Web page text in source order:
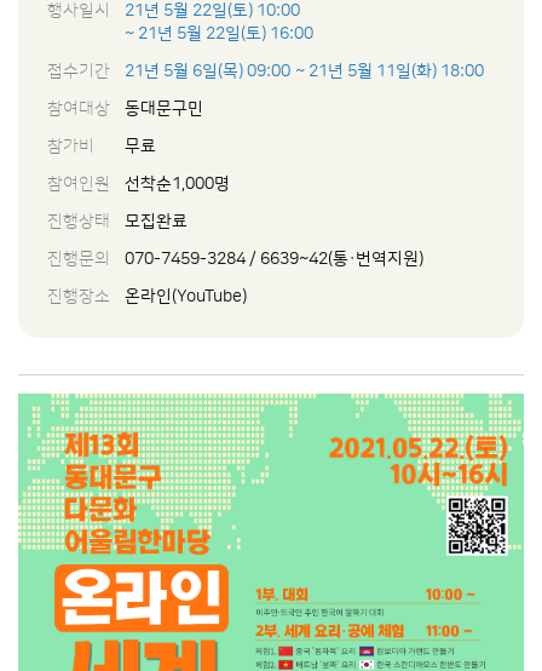
행사일시
21년 5월 22일(토) 10:00
~ 21년 5월 22일(토) 16:00
접수기간
21년 5월 6일(목) 09:00 ~ 21년 5월 11일(화) 18:00
참여대상
동대문구민
참가비
무료
참여인원
선착순1,000명
진행상태
모집완료
진행문의
070-7459-3284 / 6639~42(통·번역지원)
진행장소
온라인(YouTube)